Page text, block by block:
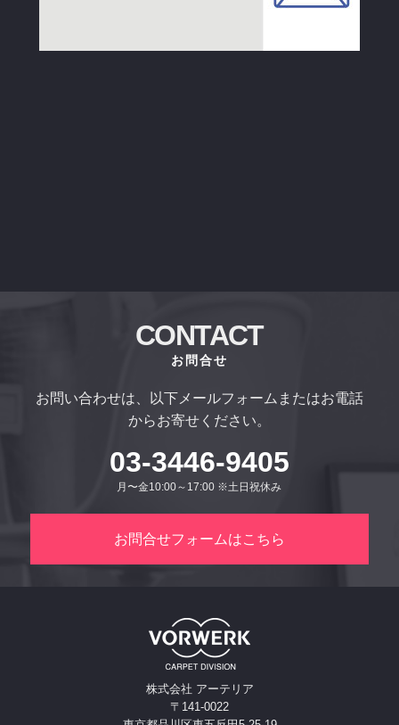
CONTACT
お問合せ
お問い合わせは、以下メールフォームまたはお電話
からお寄せください。
03-3446-9405
月〜金10:00～17:00 ※土日祝休み
お問合せフォームはこちら
株式会社 アーテリア
〒141-0022